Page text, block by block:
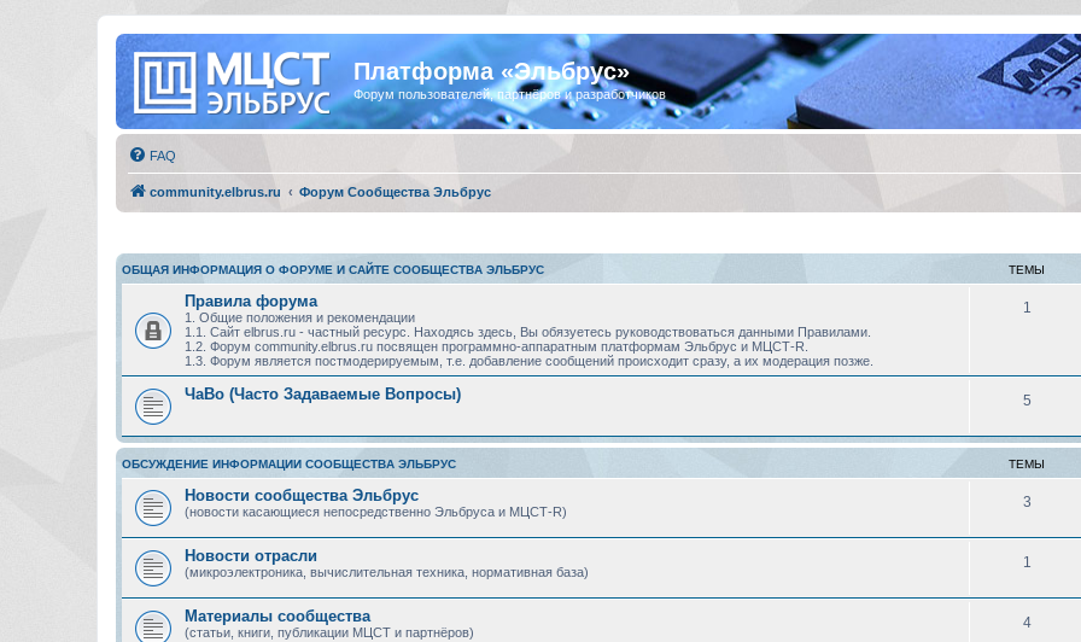
Платформа «Эльбрус»
Форум пользователей, партнёров и разработчиков
FAQ
community.elbrus.ru Форум Сообщества Эльбрус
ОБЩАЯ ИНФОРМАЦИЯ О ФОРУМЕ И САЙТЕ СООБЩЕСТВА ЭЛЬБРУС ТЕМЫ
Правила форума
1. Общие положения и рекомендации
1.1. Сайт elbrus.ru - частный ресурс. Находясь здесь, Вы обязуетесь руководствоваться данными Правилами.
1.2. Форум community.elbrus.ru посвящен программно-аппаратным платформам Эльбрус и МЦСТ-R.
1.3. Форум является постмодерируемым, т.е. добавление сообщений происходит сразу, а их модерация позже.
1
ЧаВо (Часто Задаваемые Вопросы) 5
ОБСУЖДЕНИЕ ИНФОРМАЦИИ СООБЩЕСТВА ЭЛЬБРУС ТЕМЫ
Новости сообщества Эльбрус
(новости касающиеся непосредственно Эльбруса и МЦСТ-R)
3
Новости отрасли
(микроэлектроника, вычислительная техника, нормативная база)
1
Материалы сообщества
(статьи, книги, публикации МЦСТ и партнёров)
4